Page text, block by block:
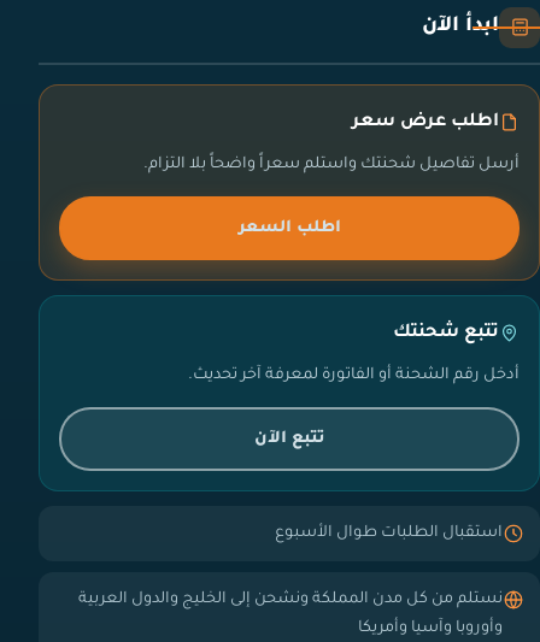
ابدأ الآن
اطلب عرض سعر
أرسل تفاصيل شحنتك واستلم سعراً واضحاً بلا التزام.
اطلب السعر
تتبع شحنتك
أدخل رقم الشحنة أو الفاتورة لمعرفة آخر تحديث.
تتبع الآن
استقبال الطلبات طوال الأسبوع
نستلم من كل مدن المملكة ونشحن إلى الخليج والدول العربية
وأوروبا وآسيا وأمريكا